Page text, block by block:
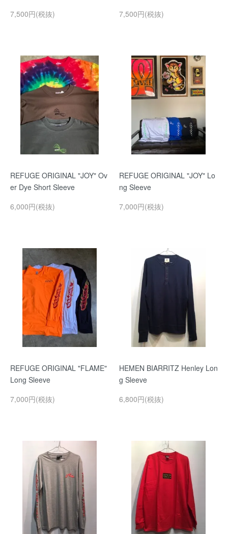
7,500円(税抜)
7,500円(税抜)
REFUGE ORIGINAL "JOY" Ov
er Dye Short Sleeve
6,000円(税抜)
REFUGE ORIGINAL "JOY" Lo
ng Sleeve
7,000円(税抜)
REFUGE ORIGINAL "FLAME"
Long Sleeve
7,000円(税抜)
HEMEN BIARRITZ Henley Lon
g Sleeve
6,800円(税抜)